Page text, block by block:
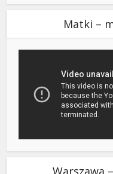
Matki –
Warszawa